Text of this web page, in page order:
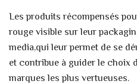
Les produits récompensés
rouge visible sur leur
media,qui leur permet de se
et contribue à guider le choix
marques les plus vertueuses.